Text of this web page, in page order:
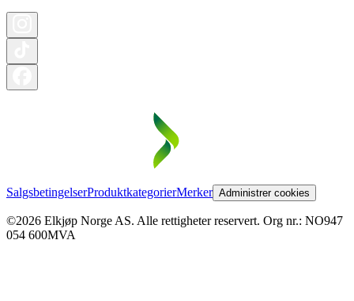
SalgsbetingelserProduktkategorierMerker Administrer cookies
©2026 Elkjøp Norge AS. Alle rettigheter reservert. Org nr.: NO947
054 600MVA